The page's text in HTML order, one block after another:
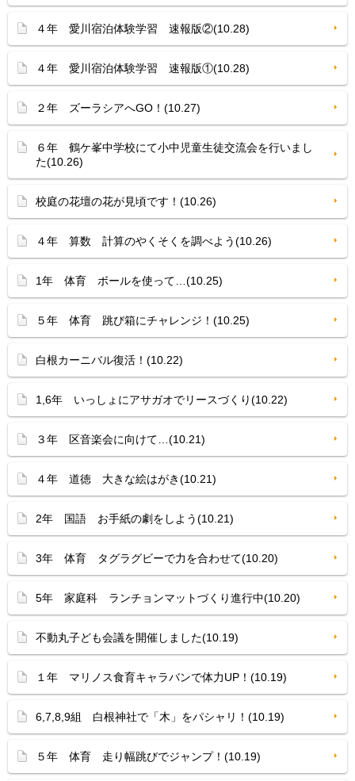
４年 愛川宿泊体験学習 速報版②(10.28)
４年 愛川宿泊体験学習 速報版①(10.28)
２年 ズーラシアへGO！(10.27)
６年 鶴ケ峯中学校にて小中児童生徒交流会を行いまし
た(10.26)
校庭の花壇の花が見頃です！(10.26)
４年 算数 計算のやくそくを調べよう(10.26)
1年 体育 ボールを使って…(10.25)
５年 体育 跳び箱にチャレンジ！(10.25)
白根カーニバル復活！(10.22)
1,6年 いっしょにアサガオでリースづくり(10.22)
３年 区音楽会に向けて…(10.21)
４年 道徳 大きな絵はがき(10.21)
2年 国語 お手紙の劇をしよう(10.21)
3年 体育 タグラグビーで力を合わせて(10.20)
5年 家庭科 ランチョンマットづくり進行中(10.20)
不動丸子ども会議を開催しました(10.19)
１年 マリノス食育キャラバンで体力UP！(10.19)
6,7,8,9組 白根神社で「木」をパシャリ！(10.19)
５年 体育 走り幅跳びでジャンプ！(10.19)